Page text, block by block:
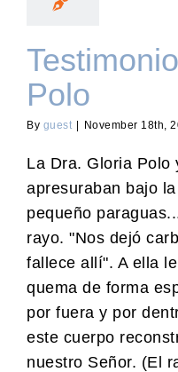
Polo
By guest November 18th,
La Dra. Gloria Polo
apresuraban bajo
pequeño
rayo. "Nos dejó
fallece allí". A ella
quema de forma
por fuera y por
este cuerpo
nuestro Señor. (El